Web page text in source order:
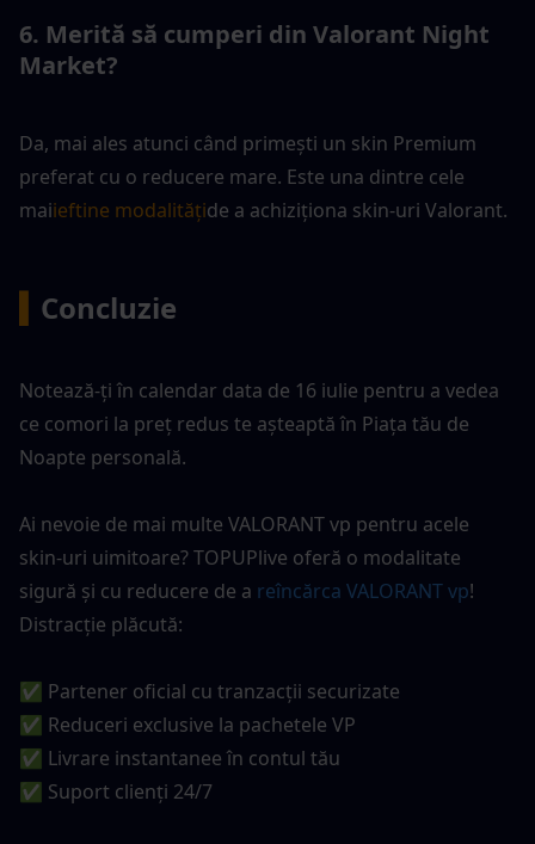
6. Merită să cumperi din Valorant Night
Market?
Da, mai ales atunci când primești un skin Premium
preferat cu o reducere mare. Este una dintre cele
maiieftine modalitățide a achiziționa skin-uri Valorant.
Concluzie
Notează-ți în calendar data de 16 iulie pentru a vedea
ce comori la preț redus te așteaptă în Piața tău de
Noapte personală.
Ai nevoie de mai multe VALORANT vp pentru acele
skin-uri uimitoare? TOPUPlive oferă o modalitate
sigură și cu reducere de a reîncărca VALORANT vp!
Distracție plăcută:
✅ Partener oficial cu tranzacții securizate
✅ Reduceri exclusive la pachetele VP
✅ Livrare instantanee în contul tău
✅ Suport clienți 24/7